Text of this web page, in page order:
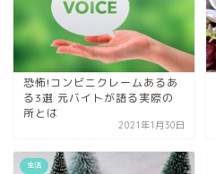
恐怖!コンビニクレームあるあ
る3選 元バイトが語る実際の
所とは
2021年1月30日
生活